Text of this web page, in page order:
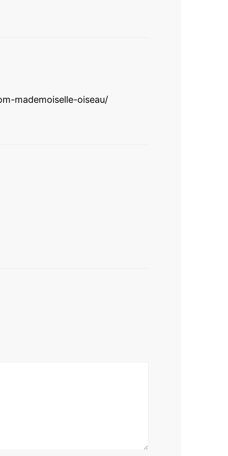
mademoiselle-oiseau/